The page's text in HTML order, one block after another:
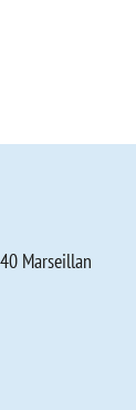
Marseillan